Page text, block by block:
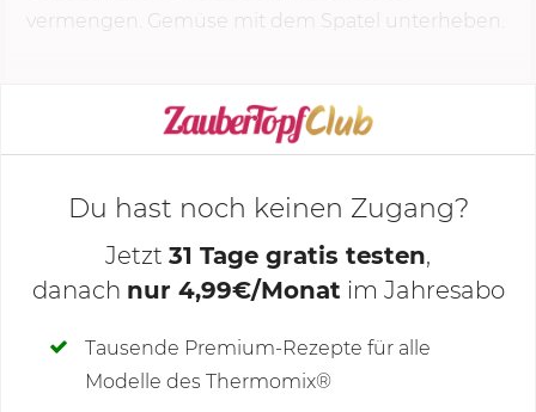
vermengen. Gemüse mit dem Spatel unterheben.
KOCHMODUS STARTEN
Deine Notizen
Du hast noch keinen Zugang?
Jetzt 31 Tage gratis testen,
danach nur 4,99€/Monat im Jahresabo
Tausende Premium-Rezepte für alle
Modelle des Thermomix®